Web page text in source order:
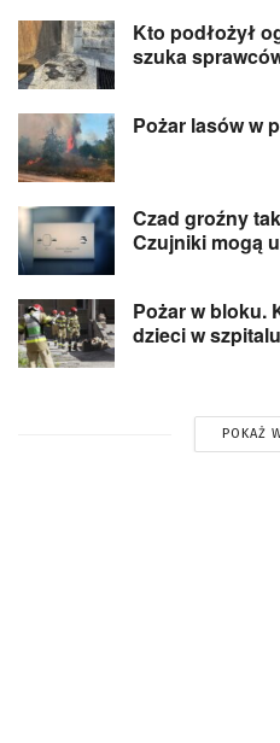
Kto podłożył
szuka
Pożar lasów w
Czad groźny
Czujniki mogą
Pożar w bloku.
dzieci w szpitalu
POKAŻ